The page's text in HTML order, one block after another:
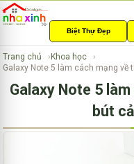
Biệt Thự Đẹp
Trang chủ
Khoa học
Galaxy Note 5 làm cách mạng về
Galaxy Note 5
bút